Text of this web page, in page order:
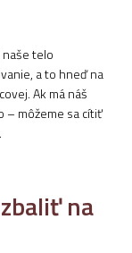
telo
a to hneď na
Ak má náš
– môžeme sa cítiť
na